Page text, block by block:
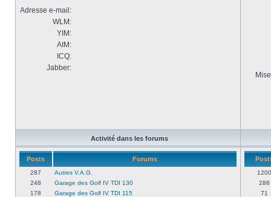
Adresse e-mail:
WLM:
YIM:
AIM:
ICQ:
Jabber:
Activité dans les forums
Posts Forums
287
Autres V.A.G.
248
Garage des Golf IV TDI 130
178
Garage des Golf IV TDI 115
1200
288
71